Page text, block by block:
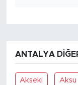
ANTALYA
Akseki Aksu